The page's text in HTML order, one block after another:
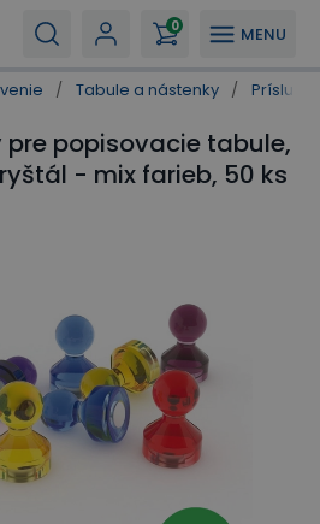
MENU
0
/ Tabule a nástenky /
popisovacie tabule,
- mix farieb, 50 ks